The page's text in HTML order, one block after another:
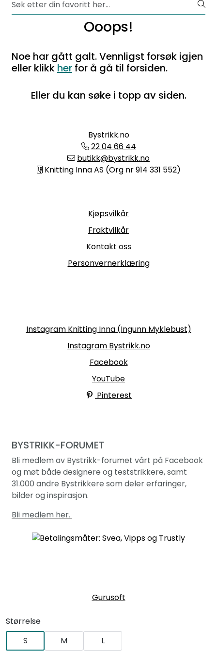
Ooops!
Noe har gått galt. Vennligst forsøk igjen
eller klikk her for å gå til forsiden.
Eller du kan søke i topp av siden.
Bystrikk.no
22 04 66 44
butikk@bystrikk.no
Knitting Inna AS (Org nr 914 331 552)
Kjøpsvilkår
Fraktvilkår
Kontakt oss
Personvernerklæring
Instagram Knitting Inna (Ingunn Myklebust)
Instagram Bystrikk.no
Facebook
YouTube
Pinterest
BYSTRIKK-FORUMET
Bli medlem av Bystrikk-forumet vårt på Facebook
og møt både designere og teststrikkere, samt
31.000 andre Bystrikkere som deler erfaringer,
bilder og inspirasjon.
Bli medlem her.
Gurusoft
Størrelse
S
M L